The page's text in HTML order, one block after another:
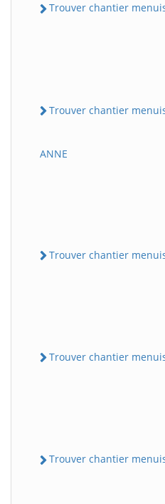
Trouver chantier
Trouver chantier
ANNE
Trouver chantier
Trouver chantier
Trouver chantier